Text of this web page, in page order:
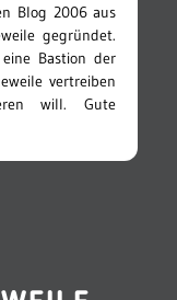
Blog 2006 aus
gegründet.
Bastion der
vertreiben
will. Gute